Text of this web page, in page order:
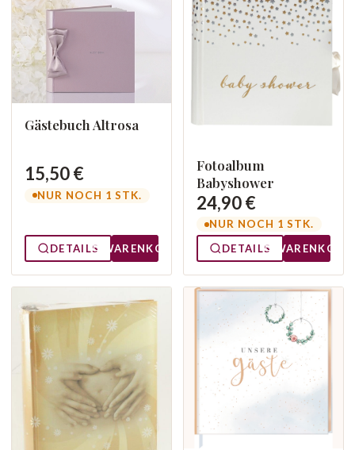
Gästebuch Altrosa
15,50 €
NUR NOCH 1 STK.
DETAILS WARENKORB
Fotoalbum
Babyshower
24,90 €
NUR NOCH 1 STK.
DETAILS
WARENKORB